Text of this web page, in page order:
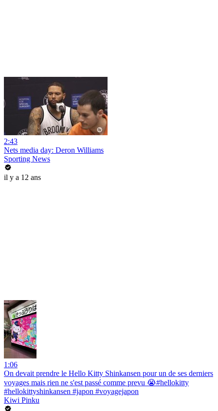
2:43
Nets media day: Deron Williams
Sporting News
il y a 12 ans
1:06
On devait prendre le Hello Kitty Shinkansen pour un de ses derniers
voyages mais rien ne s'est passé comme prevu 😭#hellokitty
#hellokittyshinkansen #japon #voyagejapon
Kiwi Pinku